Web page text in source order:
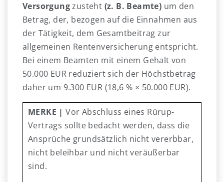
Versorgungzusteht (z. B. Beamte) um den
Betrag, der, bezogen auf die Einnahmen aus
der Tätigkeit, dem Gesamtbeitrag zur
allgemeinen Rentenversicherung entspricht.
Bei einem Beamten mit einem Gehalt von
50.000 EUR reduziert sich der Höchstbetrag
daher um 9.300 EUR (18,6 % × 50.000 EUR).
MERKE |Vor Abschluss eines Rürup-
Vertrags sollte bedacht werden, dass die
Ansprüche grundsätzlich nicht vererbbar,
nicht beleihbar und nicht veräußerbar
sind.